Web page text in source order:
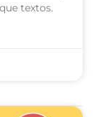
textos.